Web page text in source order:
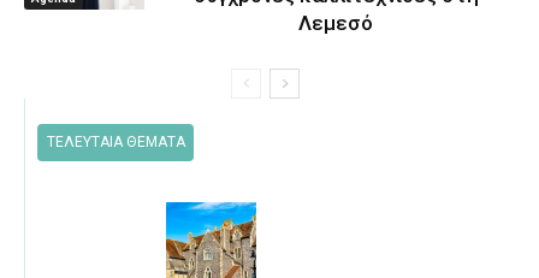
Λεμεσό
ΤΕΛΕΥΤΑΙΑ ΘΕΜΑΤΑ